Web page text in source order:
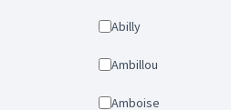
Abilly
Ambillou
Amboise